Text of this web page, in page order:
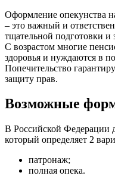
Оформление опекунства
– это важный и
тщательной подготовки и
С возрастом многие
здоровья и нуждаются в
Попечительство
защиту прав.
Возможные
В Российской Федерации
который определяет 2
патронаж;
полная опека.